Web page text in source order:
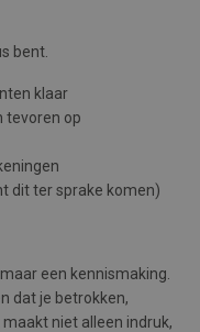
bent.
klaar
tevoren op
dit ter sprake komen)
een kennismaking.
dat je betrokken,
niet alleen indruk,